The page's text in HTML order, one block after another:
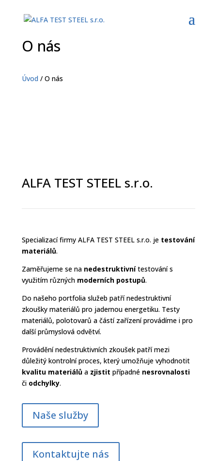
O nás
Úvod / O nás
ALFA TEST STEEL s.r.o.
Specializací firmy ALFA TEST STEEL s.r.o. je testování
materiálů.
Zaměřujeme se na nedestruktivnítestování s
využitím různých moderních postupů.
Do našeho portfolia služeb patří nedestruktivní
zkoušky materiálů pro jadernou energetiku. Testy
materiálů, polotovarů a částí zařízení provádíme i pro
další průmyslová odvětví.
Provádění nedestruktivních zkoušek patří mezi
důležitý kontrolní proces, který umožňuje vyhodnotit
kvalitu materiálůa zjistit případnénesrovnalosti
či odchylky.
Naše služby
Kontaktujte nás